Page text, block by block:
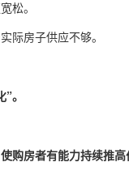
松。
际房子供应不够。
。
购房者有能力持续推高